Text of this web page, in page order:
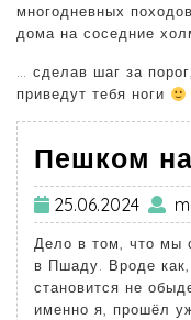
многодневных
дома на соседние
… сделав шаг за
приведут тебя ноги
Пешком
25.06.2024
Дело в том, что мы
в Пшаду. Вроде
становится не
именно я, прошёл